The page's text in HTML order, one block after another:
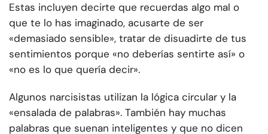
Estas incluyen decirte que recuerdas algo mal o
que te lo has imaginado, acusarte de ser
«demasiado sensible», tratar de disuadirte de tus
sentimientos porque «no deberías sentirte así» o
«no es lo que quería decir».
Algunos narcisistas utilizan la lógica circular y la
«ensalada de palabras». También hay muchas
palabras que suenan inteligentes y que no dicen